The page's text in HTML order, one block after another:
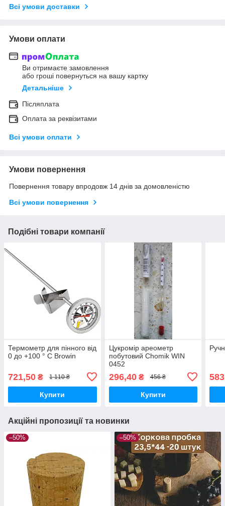
Всі умови доставки
Умови оплати
Ви отримаєте замовлення
або гроші повернуться на вашу картку
Детальніше
Післяплата
Оплата за реквізитами
Всі умови оплати
Умови повернення
Повернення товару впродовж 14 днів за домовленістю
Всі умови повернення
Подібні товари компанії
Термометр для пінного від
0 до +100 ° C Browin
721,50 ₴ 1 110 ₴
Купити
Цукромір ареометр
побутовий Сhomik WIN
0452
296,40₴ 456 ₴
Купити
Акційні пропозиції та новинки
–50% –50%